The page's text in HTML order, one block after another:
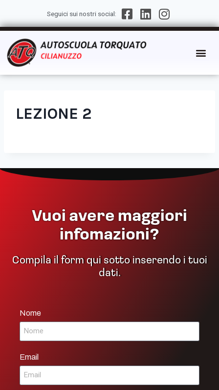
Seguici sui nostri social:
LEZIONE 2
Vuoi avere maggiori
infomazioni?
Compila il form qui sotto inserendo i tuoi
dati.
Nome
Email